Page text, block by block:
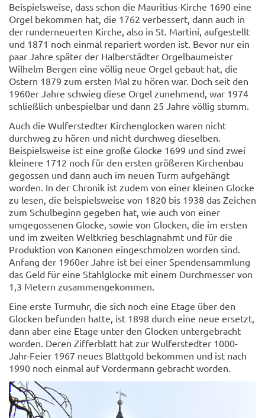
Beispielsweise, dass schon die Mauritius-Kirche 1690 eine
Orgel bekommen hat, die 1762 verbessert, dann auch in
der runderneuerten Kirche, also in St. Martini, aufgestellt
und 1871 noch einmal repariert worden ist. Bevor nur ein
paar Jahre später der Halberstädter Orgelbaumeister
Wilhelm Bergen eine völlig neue Orgel gebaut hat, die
Ostern 1879 zum ersten Mal zu hören war. Doch seit den
1960er Jahre schwieg diese Orgel zunehmend, war 1974
schließlich unbespielbar und dann 25 Jahre völlig stumm.
Auch die Wulferstedter Kirchenglocken waren nicht
durchweg zu hören und nicht durchweg dieselben.
Beispielsweise ist eine große Glocke 1699 und sind zwei
kleinere 1712 noch für den ersten größeren Kirchenbau
gegossen und dann auch im neuen Turm aufgehängt
worden. In der Chronik ist zudem von einer kleinen Glocke
zu lesen, die beispielsweise von 1820 bis 1938 das Zeichen
zum Schulbeginn gegeben hat, wie auch von einer
umgegossenen Glocke, sowie von Glocken, die im ersten
und im zweiten Weltkrieg beschlagnahmt und für die
Produktion von Kanonen eingeschmolzen worden sind.
Anfang der 1960er Jahre ist bei einer Spendensammlung
das Geld für eine Stahlglocke mit einem Durchmesser von
1,3 Metern zusammengekommen.
Eine erste Turmuhr, die sich noch eine Etage über den
Glocken befunden hatte, ist 1898 durch eine neue ersetzt,
dann aber eine Etage unter den Glocken untergebracht
worden. Deren Zifferblatt hat zur Wulferstedter 1000-
Jahr-Feier 1967 neues Blattgold bekommen und ist nach
1990 noch einmal auf Vordermann gebracht worden.